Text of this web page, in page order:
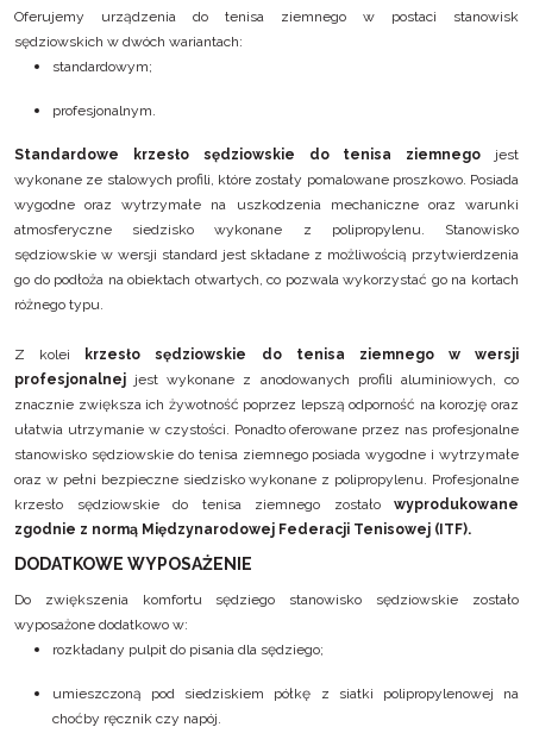
Oferujemy urządzenia do tenisa ziemnego w postaci stanowisk
sędziowskich w dwóch wariantach:
standardowym;
profesjonalnym.
Standardowe krzesło sędziowskie do tenisa ziemnego jest
wykonane ze stalowych profili, które zostały pomalowane proszkowo. Posiada
wygodne oraz wytrzymałe na uszkodzenia mechaniczne oraz warunki
atmosferyczne siedzisko wykonane z polipropylenu. Stanowisko
sędziowskie w wersji standard jest składane z możliwością przytwierdzenia
go do podłoża na obiektach otwartych, co pozwala wykorzystać go na kortach
różnego typu.
Z kolei krzesło sędziowskie do tenisa ziemnego w wersji
profesjonalnej jest wykonane z anodowanych profili aluminiowych, co
znacznie zwiększa ich żywotność poprzez lepszą odporność na korozję oraz
ułatwia utrzymanie w czystości. Ponadto oferowane przez nas profesjonalne
stanowisko sędziowskie do tenisa ziemnego posiada wygodne i wytrzymałe
oraz w pełni bezpieczne siedzisko wykonane z polipropylenu. Profesjonalne
krzesło sędziowskie do tenisa ziemnego zostało wyprodukowane
zgodnie z normą Międzynarodowej Federacji Tenisowej (ITF).
DODATKOWE WYPOSAŻENIE
Do zwiększenia komfortu sędziego stanowisko sędziowskie zostało
wyposażone dodatkowo w:
rozkładany pulpit do pisania dla sędziego;
umieszczoną pod siedziskiem półkę z siatki polipropylenowej na
choćby ręcznik czy napój.